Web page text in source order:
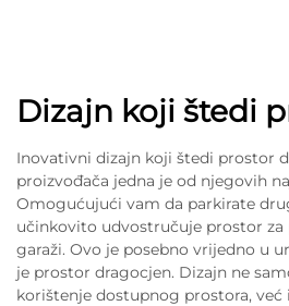
Dizajn koji štedi
Inovativni dizajn koji štedi prostor
proizvođača jedna je od njegovih
Omogućujući vam da parkirate
učinkovito udvostručuje prostor za
garaži. Ovo je posebno vrijedno u
je prostor dragocjen. Dizajn ne
korištenje dostupnog prostora, već